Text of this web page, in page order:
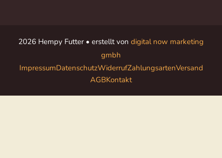
2026 Hempy Futter • erstellt von digital now marketing
gmbh
ImpressumDatenschutzWiderrufZahlungsartenVersand
AGBKontakt